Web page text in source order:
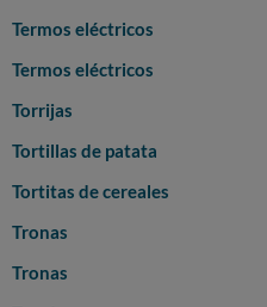
Termos eléctricos
Termos eléctricos
Torrijas
Tortillas de patata
Tortitas de cereales
Tronas
Tronas